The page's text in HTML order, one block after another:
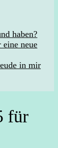
haben?
neue
in mir
für